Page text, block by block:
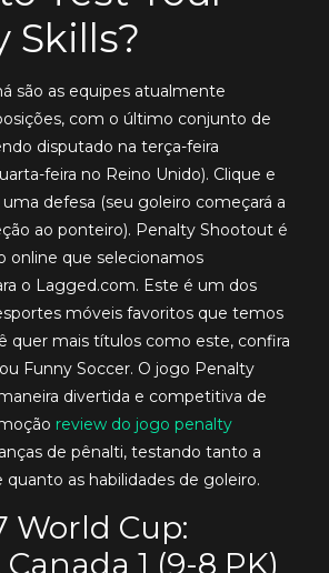
Skills?
são as equipes atualmente
com o último conjunto de
disputado na terça-feira
feira no Reino Unido). Clique e
defesa (seu goleiro começará a
ao ponteiro). Penalty Shootout é
online que selecionamos
o Lagged.com. Este é um dos
móveis favoritos que temos
quer mais títulos como este, confira
Funny Soccer. O jogo Penalty
divertida e competitiva de
review do jogo penalty
de pênalti, testando tanto a
as habilidades de goleiro.
World Cup:
1 (9-8 PK)